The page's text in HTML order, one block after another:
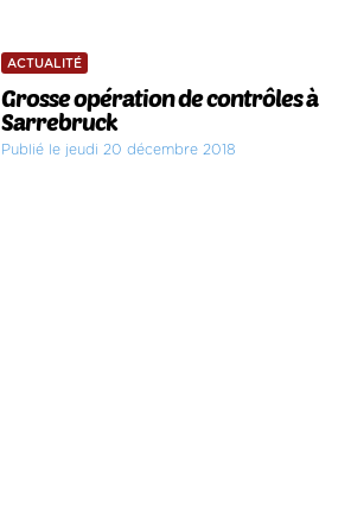
ACTUALITÉ
Grosse opération de contrôles à
Sarrebruck
Publié le jeudi 20 décembre 2018